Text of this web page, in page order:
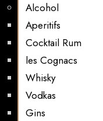
Alcohol
Aperitifs
Cocktail Rum
les Cognacs
Whisky
Vodkas
Gins